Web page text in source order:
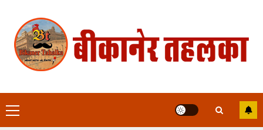
content
Primary
Menu